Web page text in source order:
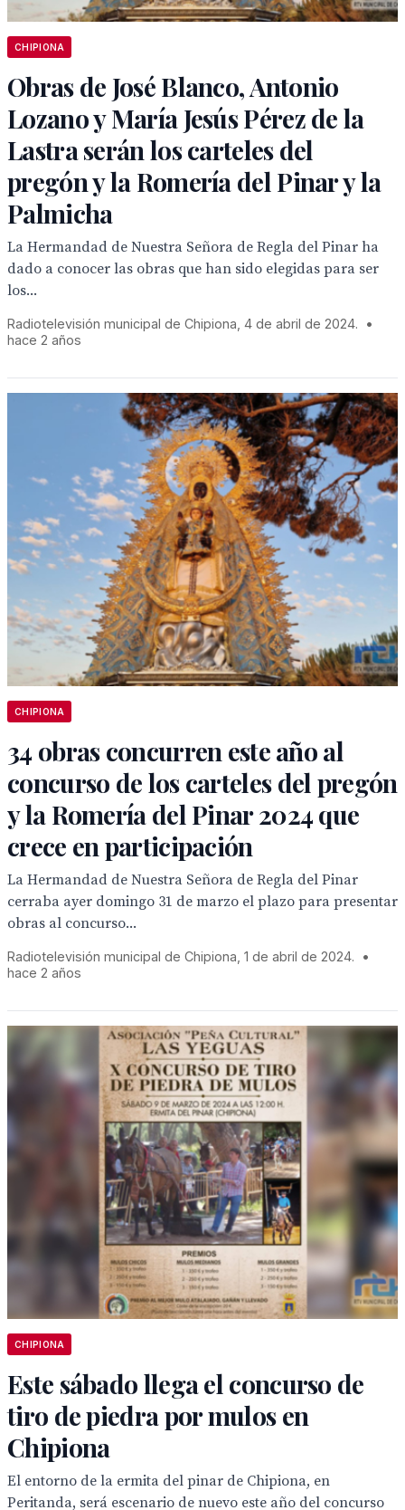
CHIPIONA
Obras de José Blanco, Antonio
Lozano y María Jesús Pérez de la
Lastra serán los carteles del
pregón y la Romería del Pinar y la
Palmicha
La Hermandad de Nuestra Señora de Regla del Pinar ha
dado a conocer las obras que han sido elegidas para ser
los...
Radiotelevisión municipal de Chipiona, 4 de abril de 2024.
•
hace 2 años
CHIPIONA
34 obras concurren este año al
concurso de los carteles del pregón
y la Romería del Pinar 2024 que
crece en participación
La Hermandad de Nuestra Señora de Regla del Pinar
cerraba ayer domingo 31 de marzo el plazo para presentar
obras al concurso...
Radiotelevisión municipal de Chipiona, 1 de abril de 2024.
•
hace 2 años
CHIPIONA
Este sábado llega el concurso de
tiro de piedra por mulos en
Chipiona
El entorno de la ermita del pinar de Chipiona, en
Peritanda, será escenario de nuevo este año del concurso